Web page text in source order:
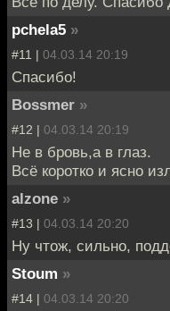
pchela5 »
#11 | 04.03.14 20:19
Спасибо!
Bossmer »
#12 | 04.03.14 20:19
Не в бровь,а в глаз.
Всё коротко и ясно
alzone »
#13 | 04.03.14 20:20
Ну чтож, сильно,
Stoum »
#14 | 04.03.14 20:20